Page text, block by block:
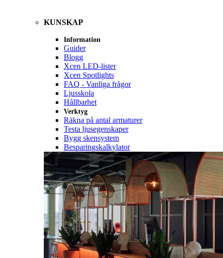
KUNSKAP
Information
Guider
Blogg
Xcen LED-lister
Xcen Spotlights
FAQ - Vanliga frågor
Ljusskola
Hållbarhet
Verktyg
Räkna på antal armaturer
Testa ljusegenskaper
Bygg skensystem
Besparingskalkylator